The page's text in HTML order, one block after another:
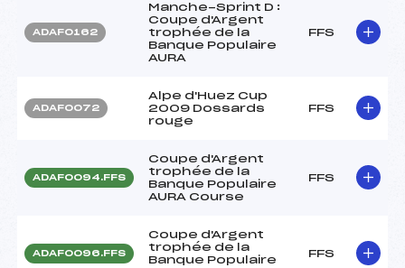
ADAF0162
Manche-Sprint D :
Coupe d'Argent
trophée de la
Banque Populaire
AURA
FFS
ADAF0072
Alpe d'Huez Cup
2009 Dossards
rouge
FFS
ADAF0094.FFS
Coupe d'Argent
trophée de la
Banque Populaire
AURA Course
FFS
ADAF0096.FFS
Coupe d'Argent
trophée de la
Banque Populaire
FFS